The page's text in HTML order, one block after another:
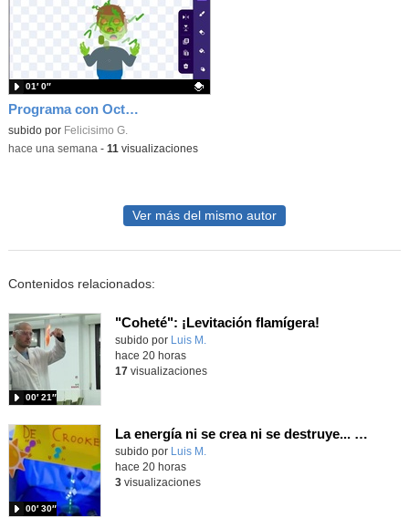
Programa con OctoStudio, un juego homenajeando al House of the dead con Zombies
Contenido educativo.
subido por Felicisimo G.
01′ 0″
-hace una semana - 11 visualizaciones
Ver más del mismo autor
Contenidos relacionados:
"Coheté": ¡Levitación flamígera!
Contenido educativo.
subido por Luis M.
00′ 21″
hace 20 horas
17visualizaciones
La energía ni se crea ni se destruye... ¡se experimenta! El Tierno en la Feria Madrid es Ciencia 2026
Contenido educativo.
subido por Luis M.
00′ 30″
hace 20 horas
3visualizaciones